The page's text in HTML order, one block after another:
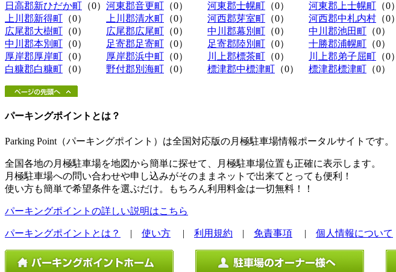
日高郡新ひだか町 （0） 河東郡音更町 （0） 河東郡士幌町 （0） 河東郡上士幌町 （0）
上川郡新得町 （0） 上川郡清水町 （0） 河西郡芽室町 （0） 河西郡中札内村 （0）
広尾郡大樹町 （0） 広尾郡広尾町 （0） 中川郡幕別町 （0） 中川郡池田町 （0）
中川郡本別町 （0） 足寄郡足寄町 （0） 足寄郡陸別町 （0） 十勝郡浦幌町 （0）
厚岸郡厚岸町 （0） 厚岸郡浜中町 （0） 川上郡標茶町 （0） 川上郡弟子屈町 （0）
白糠郡白糠町 （0） 野付郡別海町 （0） 標津郡中標津町 （0） 標津郡標津町 （0）
パーキングポイントとは？
Parking Point（パーキングポイント）は全国対応版の月極駐車場情報ポータルサイトです。
全国各地の月極駐車場を地図から簡単に探せて、月極駐車場位置も正確に表示します。
月極駐車場への問い合わせや申し込みがそのままネットで出来てとっても便利！
使い方も簡単で希望条件を選ぶだけ。もちろん利用料金は一切無料！！
パーキングポイントの詳しい説明はこちら
パーキングポイントとは？ | 使い方 | 利用規約 | 免責事項 | 個人情報について